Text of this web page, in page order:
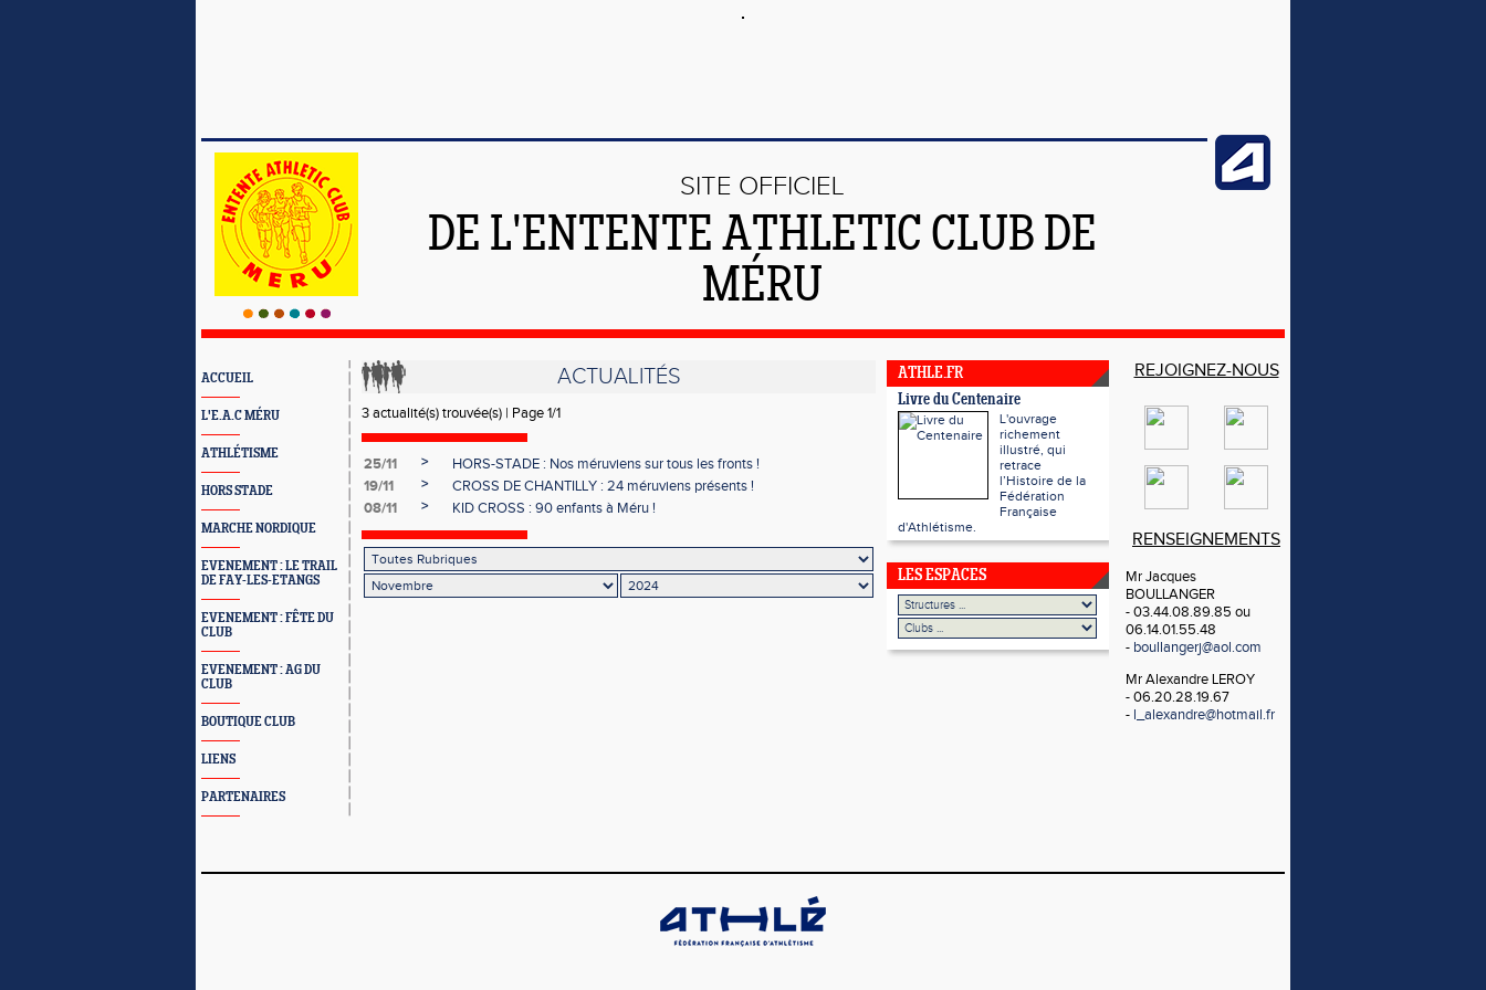
SITE OFFICIEL
DE L'ENTENTE ATHLETIC CLUB DE
MÉRU
ACCUEIL
L'E.A.C MÉRU
ATHLÉTISME
HORS STADE
MARCHE NORDIQUE
EVENEMENT : LE TRAIL
DE FAY-LES-ETANGS
EVENEMENT : FÊTE DU
CLUB
EVENEMENT : AG DU
CLUB
BOUTIQUE CLUB
LIENS
PARTENAIRES
ACTUALITÉS
3 actualité(s) trouvée(s) | Page 1/1
25/11 >
HORS-STADE : Nos méruviens sur tous les fronts !
19/11
>
CROSS DE CHANTILLY : 24 méruviens présents !
08/11
> KID CROSS : 90 enfants à Méru !
ATHLE.FR
Livre du Centenaire
L'ouvrage
richement
illustré, qui
retrace
l’Histoire de la
Fédération
Française
d'Athlétisme.
LES ESPACES
REJOIGNEZ-NOUS
RENSEIGNEMENTS
Mr Jacques
BOULLANGER
- 03.44.08.89.85 ou
06.14.01.55.48
- boullangerj@aol.com
Mr Alexandre LEROY
- 06.20.28.19.67
- l_alexandre@hotmail.fr